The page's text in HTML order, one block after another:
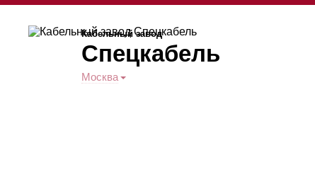
Кабельный завод
Спецкабель
Москва